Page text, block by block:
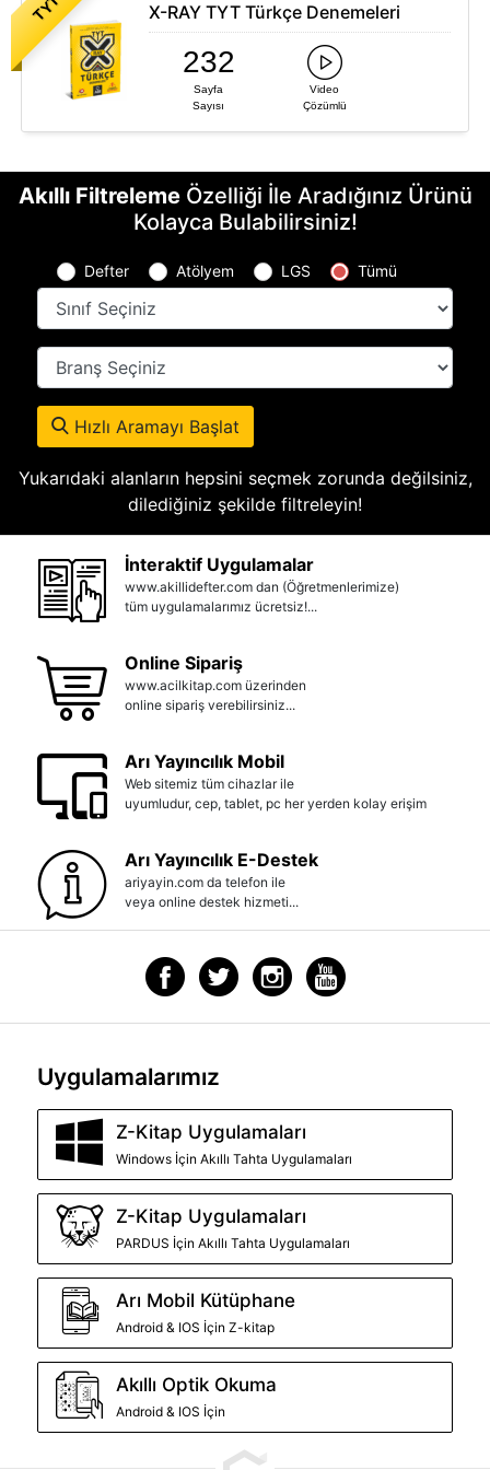
TYT X-RAY TYT Türkçe Denemeleri
232
Sayfa
Sayısı
Video
Çözümlü
Bankaları
Hikaye Serileri
Okuma Anlama
Akıllı FiltrelemeÖzelliği İle Aradığınız Ürünü
Kolayca Bulabilirsiniz!
Defter Atölyem LGS Tümü
Hızlı Aramayı Başlat
Yukarıdaki alanların hepsini seçmek zorunda değilsiniz,
dilediğiniz şekilde filtreleyin!
İnteraktif Uygulamalar
www.akillidefter.com dan (Öğretmenlerimize)
tüm uygulamalarımız ücretsiz!...
Online Sipariş
www.acilkitap.com üzerinden
online sipariş verebilirsiniz...
Arı Yayıncılık Mobil
Web sitemiz tüm cihazlar ile
uyumludur, cep, tablet, pc her yerden kolay erişim
Arı Yayıncılık E-Destek
ariyayin.com da telefon ile
veya online destek hizmeti...
Uygulamalarımız
Z-Kitap Uygulamaları
Windows İçin Akıllı Tahta Uygulamaları
Z-Kitap Uygulamaları
PARDUS İçin Akıllı Tahta Uygulamaları
Arı Mobil Kütüphane
Android & IOS İçin Z-kitap
Akıllı Optik Okuma
Android & IOS İçin